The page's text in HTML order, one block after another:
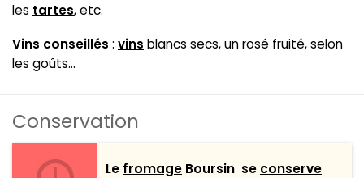
les tartes, etc.
Vins conseillés : vins blancs secs, un rosé fruité, selon
les goûts...
Conservation
Le fromage Boursin se conserve